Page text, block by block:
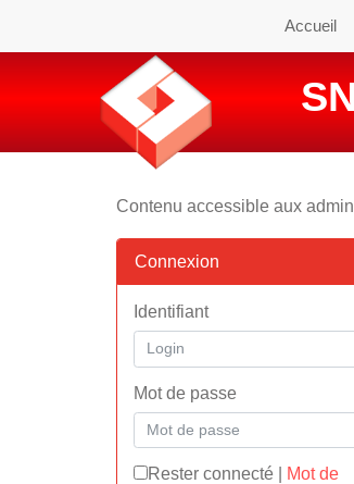
Accueil
Contenu accessible aux
Connexion
Identifiant
Mot de passe
Rester connecté
Mot de